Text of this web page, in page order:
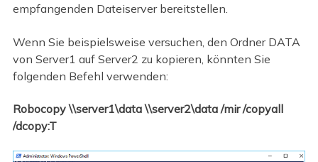
empfangenden Dateiserver bereitstellen.
Wenn Sie beispielsweise versuchen, den Ordner DATA
von Server1 auf Server2 zu kopieren, könnten Sie
folgenden Befehl verwenden:
Robocopy \\server1\data \\server2\data /mir /copyall
/dcopy:T